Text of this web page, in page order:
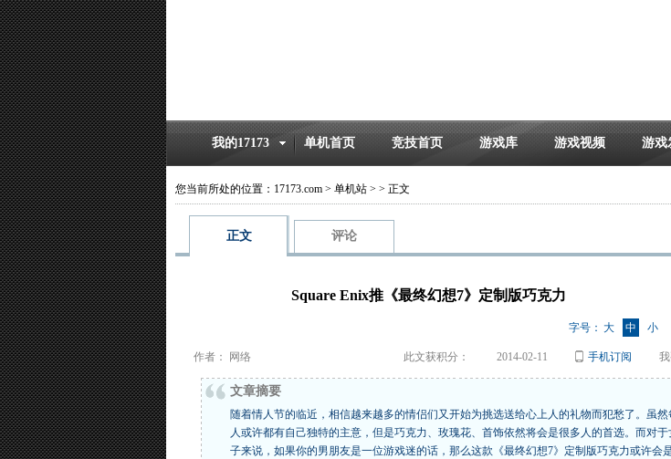
我的17173 单机首页 竞技首页 游戏库 游戏视频 游戏
您当前所处的位置： 17173.com > 单机站 > > 正文
正文 评论
Square Enix推《最终幻想7》定制版巧克力
字号： 大 中 小
作者： 网络 此文获积分： 2014-02-11 手机订阅
文章摘要
随着情人节的临近，相信越来越多的情侣们又开始为挑选送给心上人的礼物而犯愁了。虽然
人或许都有自己独特的主意，但是巧克力、玫瑰花、首饰依然将会是很多人的首选。而对于
子来说，如果你的男朋友是一位游戏迷的话，那么这款《最终幻想7》定制版巧克力或许会